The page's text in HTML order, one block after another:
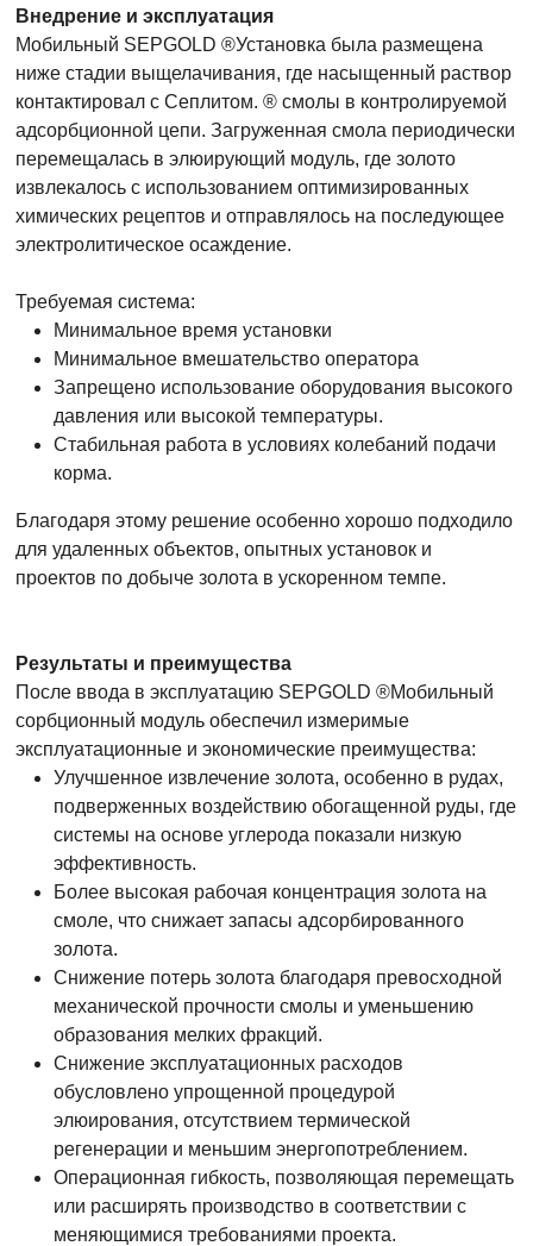
Внедрение и эксплуатация
Мобильный SEPGOLD ®Установка была размещена
ниже стадии выщелачивания, где насыщенный раствор
контактировал с Сеплитом. ® смолы в контролируемой
адсорбционной цепи. Загруженная смола периодически
перемещалась в элюирующий модуль, где золото
извлекалось с использованием оптимизированных
химических рецептов и отправлялось на последующее
электролитическое осаждение.
Требуемая система:
Минимальное время установки
Минимальное вмешательство оператора
Запрещено использование оборудования высокого
давления или высокой температуры.
Стабильная работа в условиях колебаний подачи
корма.
Благодаря этому решение особенно хорошо подходило
для удаленных объектов, опытных установок и
проектов по добыче золота в ускоренном темпе.
Результаты и преимущества
После ввода в эксплуатацию SEPGOLD ®Мобильный
сорбционный модуль обеспечил измеримые
эксплуатационные и экономические преимущества:
Улучшенное извлечение золота, особенно в рудах,
подверженных воздействию обогащенной руды, где
системы на основе углерода показали низкую
эффективность.
Более высокая рабочая концентрация золота на
смоле, что снижает запасы адсорбированного
золота.
Снижение потерь золота благодаря превосходной
механической прочности смолы и уменьшению
образования мелких фракций.
Снижение эксплуатационных расходов
обусловлено упрощенной процедурой
элюирования, отсутствием термической
регенерации и меньшим энергопотреблением.
Операционная гибкость, позволяющая перемещать
или расширять производство в соответствии с
меняющимися требованиями проекта.